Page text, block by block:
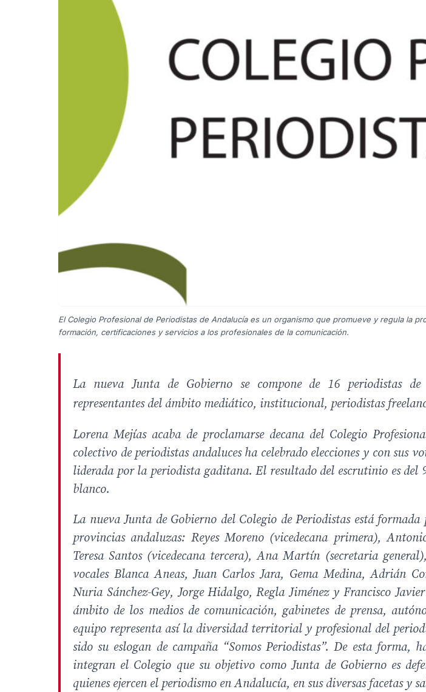
El Colegio Profesional de Periodistas de Andalucía es un organismo que promueve y regula la
formación, certificaciones y servicios a los profesionales de la comunicación.
La nueva Junta de Gobierno se compone de 16 periodistas
representantes del ámbito mediático, institucional, periodistas
Lorena Mejías acaba de proclamarse decana del Colegio
colectivo de periodistas andaluces ha celebrado elecciones y con sus
liderada por la periodista gaditana. El resultado del escrutinio es del
blanco.
La nueva Junta de Gobierno del Colegio de Periodistas está
provincias andaluzas: Reyes Moreno (vicedecana primera),
Teresa Santos (vicedecana tercera), Ana Martín (secretaria
vocales Blanca Aneas, Juan Carlos Jara, Gema Medina, Adrián
Nuria Sánchez-Gey, Jorge Hidalgo, Regla Jiménez y Francisco
ámbito de los medios de comunicación, gabinetes de prensa,
equipo representa así la diversidad territorial y profesional del
sido su eslogan de campaña “Somos Periodistas”. De esta forma,
integran el Colegio que su objetivo como Junta de Gobierno es
quienes ejercen el periodismo en Andalucía, en sus diversas facetas y